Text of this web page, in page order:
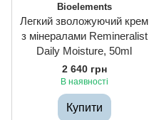
Bioelements
Легкий зволожуючий крем
з мінералами Remineralist
Daily Moisture, 50ml
2 640 грн
В наявності
Купити